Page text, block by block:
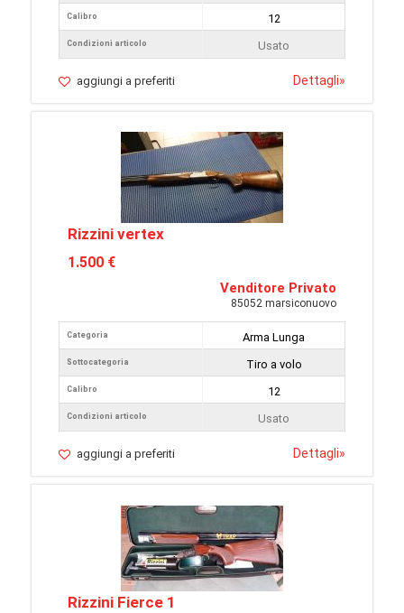
Calibro
Condizioni articolo
12
Usato
aggiungi a preferiti Dettagli»
Rizzini vertex
1.500 €
Venditore Privato
85052 marsiconuovo
Categoria
Sottocategoria
Calibro
Condizioni articolo
Arma Lunga
Tiro a volo
12
Usato
aggiungi a preferiti Dettagli»
Rizzini Fierce 1